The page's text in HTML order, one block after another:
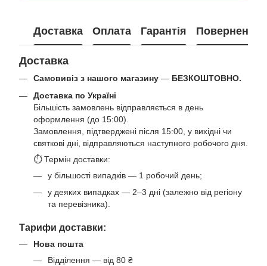
Доставка Оплата Гарантія Повернення
Доставка
Самовивіз з нашого магазину — БЕЗКОШТОВНО.
Доставка по Україні
Більшість замовлень відправляється в день
оформлення (до 15:00).
Замовлення, підтверджені після 15:00, у вихідні чи
святкові дні, відправляються наступного робочого дня.
⏱ Термін доставки:
у більшості випадків — 1 робочий день;
у деяких випадках — 2–3 дні (залежно від регіону
та перевізника).
Тарифи доставки:
Нова пошта
Відділення — від 80 ₴